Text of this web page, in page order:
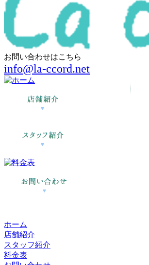
お問い合わせはこちら
info@la-ccord.net
ホーム
店舗紹介
スタッフ紹介
料金表